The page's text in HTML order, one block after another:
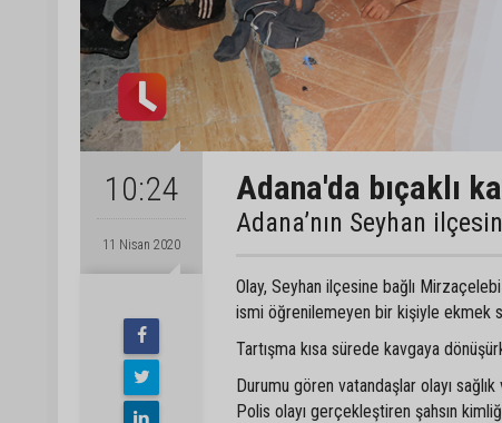
10:24
11 Nisan 2020
Adana'da bıçaklı
Adana’nın Seyhan
Olay, Seyhan ilçesine bağlı
ismi öğrenilemeyen bir kişiyle ekmek
Tartışma kısa sürede kavgaya
Durumu gören vatandaşlar olayı
Polis olayı gerçekleştiren şahsın